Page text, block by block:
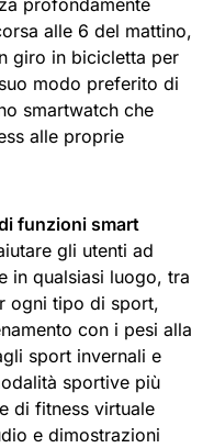
alle 6 del mattino,
giro in bicicletta per
modo preferito di
smartwatch che
alle proprie
funzioni smart
gli utenti ad
in qualsiasi luogo, tra
ogni tipo di sport,
con i pesi alla
sport invernali e
sportive più
di fitness virtuale
e dimostrazioni